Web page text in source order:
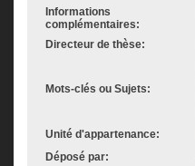
Informations
complémentaires:
Directeur de thèse:
Mots-clés ou Sujets:
Unité d'appartenance:
Déposé par: